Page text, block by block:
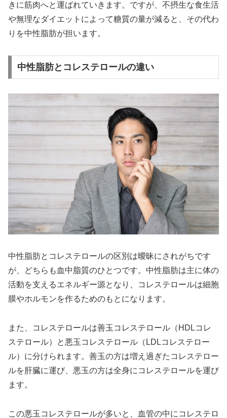
きに筋肉へと運ばれていきます。ですが、不摂生な食生活
や無理なダイエットによって糖質の量が減ると、その代わ
りを中性脂肪が担います。
中性脂肪とコレステロールの違い
中性脂肪とコレステロールの区別は曖昧にされがちです
が、どちらも血中脂質のひとつです。中性脂肪は主に体の
活動を支えるエネルギー源となり、コレステロールは細胞
膜やホルモンを作るためのもとになります。
また、コレステロールは善玉コレステロール（HDLコレ
ステロール）と悪玉コレステロール（LDLコレステロー
ル）に分けられます。善玉の方は増え過ぎたコレステロー
ルを肝臓に運び、悪玉の方は全身にコレステロールを運び
ます。
この悪玉コレステロールが多いと、血管の中にコレステロ